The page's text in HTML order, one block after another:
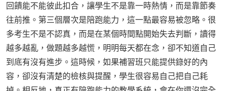
回饋能不能彼此扣合，讓學生不是靠一時熱情，而是靠節奏
往前推。第三個層次是陪跑能力，這一點最容易被忽略。很
多考生不是不認真，而是在某個時間點開始失去判斷，讀得
越多越亂，做題越多越慌，明明每天都在念，卻不知道自己
到底有沒有進步。這時候，如果補習班只能提供錄好的內
容，卻沒有清楚的檢核與提醒，學生很容易自己把自己耗